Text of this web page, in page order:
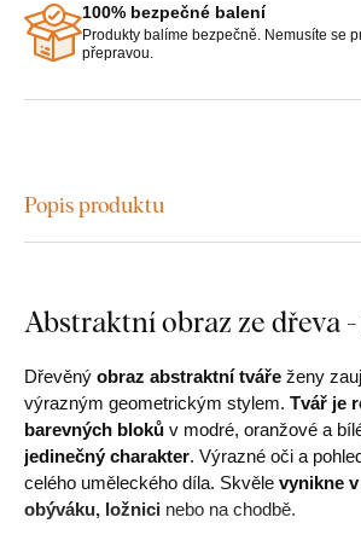
100% bezpečné balení
Produkty balíme bezpečně. Nemusíte se
přepravou.
Popis produktu
Abstraktní obraz ze dřeva
Dřevěný obraz abstraktní tváře ženy
výrazným geometrickým stylem. Tvář je
barevných bloků v modré, oranžové a
jedinečný charakter. Výrazné oči a
celého uměleckého díla. Skvěle vynikne
obýváku, ložnici nebo na chodbě.